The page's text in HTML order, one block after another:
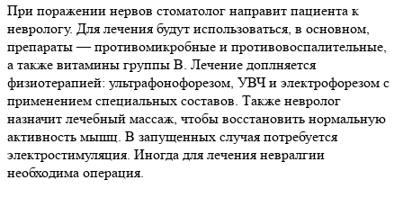
При поражении нервов стоматолог направит пациента к
неврологу. Для лечения будут использоваться, в основном,
препараты — противомикробные и противовоспалительные,
а также витамины группы B. Лечение доплняется
физиотерапией: ультрафонофорезом, УВЧ и электрофорезом с
применением специальных составов. Также невролог
назначит лечебный массаж, чтобы восстановить нормальную
активность мышц. В запущенных случая потребуется
электростимуляция. Иногда для лечения невралгии
необходима операция.